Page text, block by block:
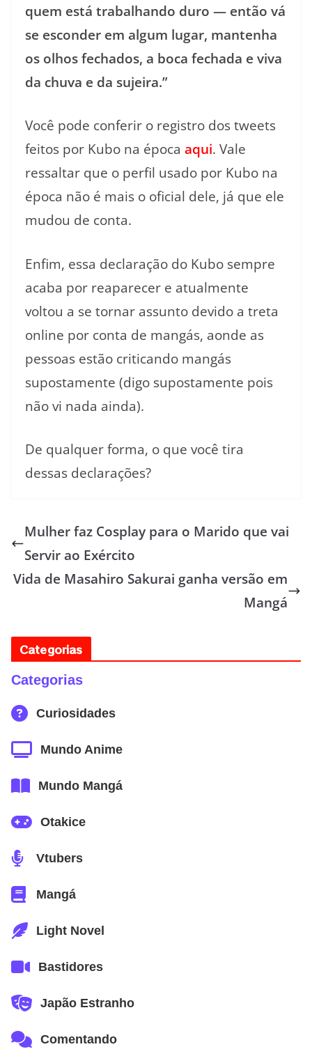
quem está trabalhando duro — então vá
se esconder em algum lugar, mantenha
os olhos fechados, a boca fechada e viva
da chuva e da sujeira.”
Você pode conferir o registro dos tweets
feitos por Kubo na época aqui. Vale
ressaltar que o perfil usado por Kubo na
época não é mais o oficial dele, já que ele
mudou de conta.
Enfim, essa declaração do Kubo sempre
acaba por reaparecer e atualmente
voltou a se tornar assunto devido a treta
online por conta de mangás, aonde as
pessoas estão criticando mangás
supostamente (digo supostamente pois
não vi nada ainda).
De qualquer forma, o que você tira
dessas declarações?
Mulher faz Cosplay para o Marido que vai
Servir ao Exército
Vida de Masahiro Sakurai ganha versão em
Mangá
Categorias
Categorias
Curiosidades
Mundo Anime
Mundo Mangá
Otakice
Vtubers
Mangá
Light Novel
Bastidores
Japão Estranho
Comentando